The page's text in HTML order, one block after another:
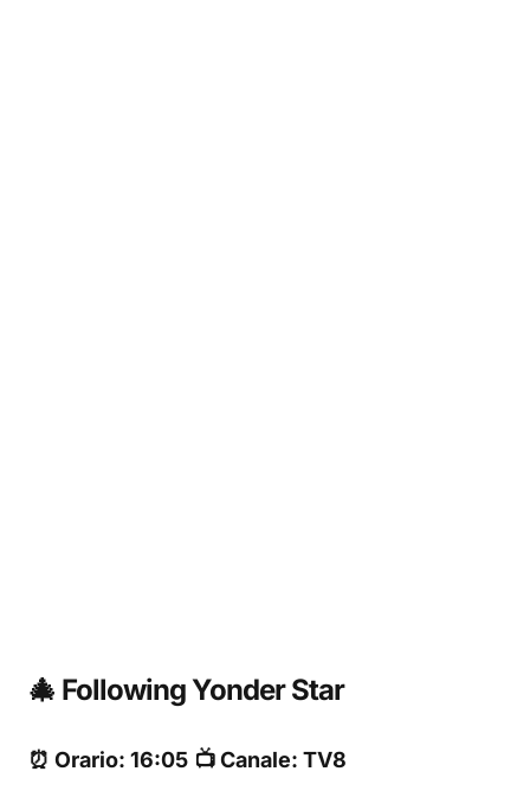
🎄 Following Yonder Star
⏰ Orario: 16:05 📺 Canale: TV8